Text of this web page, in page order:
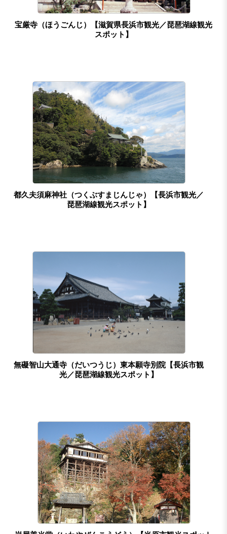
宝厳寺（ほうごんじ）【滋賀県長浜市観光／琵琶湖線観光
スポット】
都久夫須麻神社（つくぶすまじんじゃ）【長浜市観光／
琵琶湖線観光スポット】
無礙智山大通寺（だいつうじ）東本願寺別院【長浜市観
光／琵琶湖線観光スポット】